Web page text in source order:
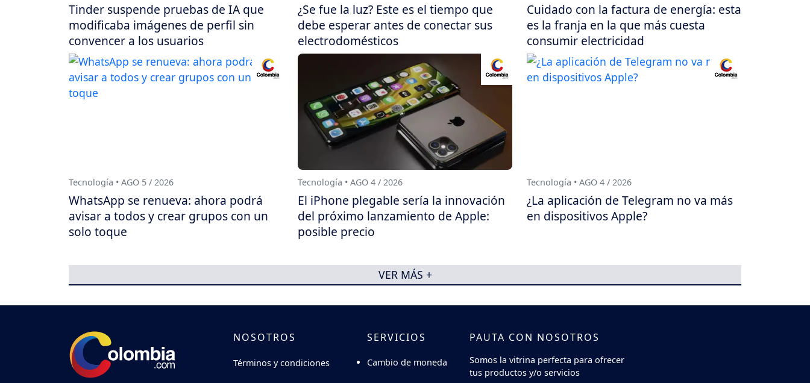
Tinder suspende pruebas de IA que
modificaba imágenes de perfil sin
convencer a los usuarios
¿Se fue la luz? Este es el tiempo que
debe esperar antes de conectar sus
electrodomésticos
Cuidado con la factura de energía: esta
es la franja en la que más cuesta
consumir electricidad
Tecnología • AGO 5 / 2026
WhatsApp se renueva: ahora podrá
avisar a todos y crear grupos con un
solo toque
Tecnología • AGO 4 / 2026
El iPhone plegable sería la innovación
del próximo lanzamiento de Apple:
posible precio
Tecnología • AGO 4 / 2026
¿La aplicación de Telegram no va más
en dispositivos Apple?
VER MÁS +
NOSOTROS
Términos y condiciones
SERVICIOS
Cambio de moneda
PAUTA CON NOSOTROS
Somos la vitrina perfecta para ofrecer
tus productos y/o servicios